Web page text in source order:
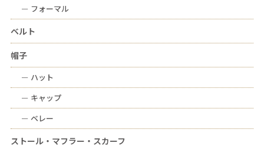
ー フォーマル
ベルト
帽子
ー ハット
ー キャップ
ー ベレー
ストール・マフラー・スカーフ